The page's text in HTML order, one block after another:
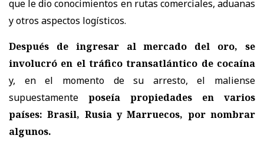
que le dio conocimientos en rutas comerciales, aduanas
y otros aspectos logísticos.
Después de ingresar al mercado del oro, se
involucró en el tráfico transatlántico de cocaína
y, en el momento de su arresto, el maliense
supuestamente poseía propiedades en varios
países: Brasil, Rusia y Marruecos, por nombrar
algunos.